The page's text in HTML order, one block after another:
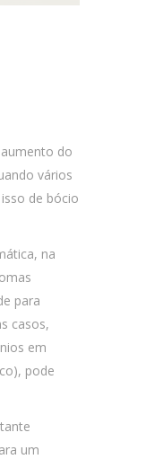
do
vários
de bócio
na
para
casos,
em
pode
um